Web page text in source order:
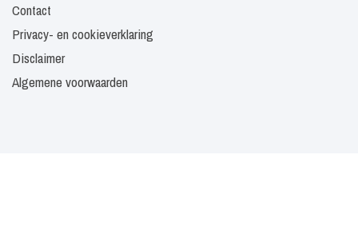
Contact
Privacy- en cookieverklaring
Disclaimer
Algemene voorwaarden